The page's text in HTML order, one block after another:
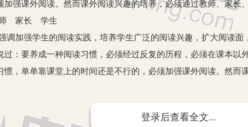
强课外阅读。然而课外阅读兴趣的培养，必须通过教师、家长
家长 学生
强学生的阅读实践，培养学生广泛的阅读兴趣，扩大阅读面
过：要养成一种阅读习惯，必须经过反复的历程，必须在课本以
惯，单单靠课堂上的时间还是不行的，必须加强课外阅读。然
心理。平时，教师可以有意识地向学生介绍古今中外热爱读
登录后查看全文...